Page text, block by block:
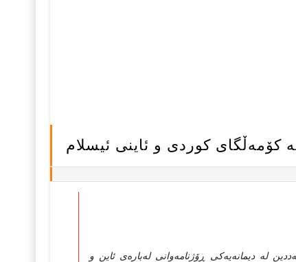
کۆمه‌ڵگای کوردی و ئاینی ئیسلام
له‌ دیمانه‌یه‌كی ڕۆژنامه‌وانی له‌باره‌ی ئاین و